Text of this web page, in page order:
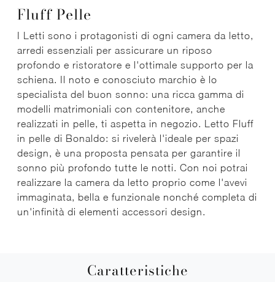
Fluff Pelle
I Letti sono i protagonisti di ogni camera da letto,
arredi essenziali per assicurare un riposo
profondo e ristoratore e l'ottimale supporto per la
schiena. Il noto e conosciuto marchio è lo
specialista del buon sonno: una ricca gamma di
modelli matrimoniali con contenitore, anche
realizzati in pelle, ti aspetta in negozio. Letto Fluff
in pelle di Bonaldo: si rivelerà l'ideale per spazi
design, è una proposta pensata per garantire il
sonno più profondo tutte le notti. Con noi potrai
realizzare la camera da letto proprio come l'avevi
immaginata, bella e funzionale nonché completa di
un'infinità di elementi accessori design.
Caratteristiche